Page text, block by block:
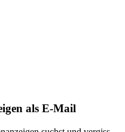
als E-Mail